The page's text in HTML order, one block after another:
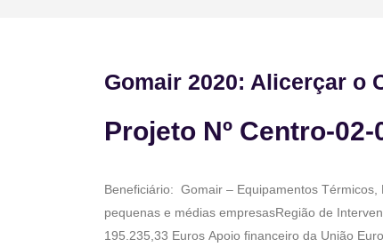
Gomair 2020: Alicerçar o
Projeto Nº Centro-
Beneficiário: Gomair – Equipamentos
pequenas e médias empresasRegião de
195.235,33 Euros Apoio financeiro da União